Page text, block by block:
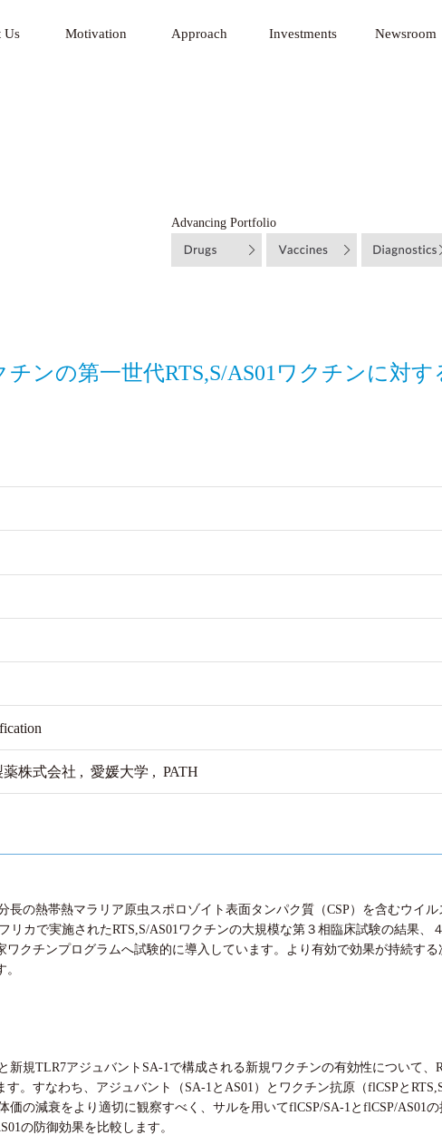
Innovative Technology Fund
Us Motivation Approach Investments Newsroom
Advancing Portfolio
チンの第一世代RTS,S/AS01ワクチンに対す
株式会社 , 愛媛大学 , PATH
長の熱帯熱マラリア原虫スポロゾイト表面タンパク質（CSP）を含むウイ
リカで実施されたRTS,S/AS01ワクチンの大規模な第３相臨床試験の結果
クチンプログラムへ試験的に導入しています。より有効で効果が持続す
新規TLR7アジュバントSA-1で構成される新規ワクチンの有効性について、
。すなわち、アジュバント（SA-1とAS01）とワクチン抗原（flCSPと
価の減衰をより適切に観察すべく、サルを用いてflCSP/SA-1とflCSP/AS01
の防御効果を比較します。